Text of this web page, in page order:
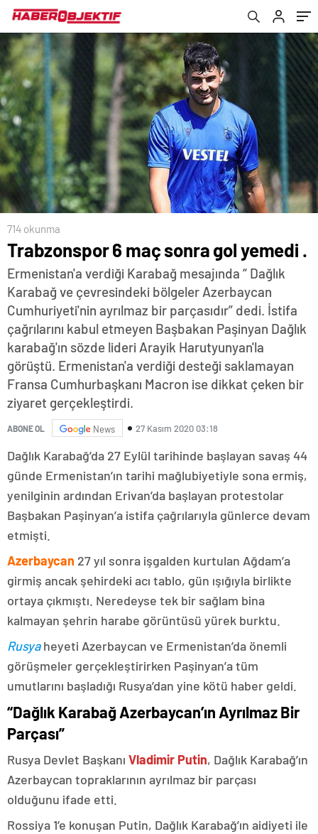
714 okunma
Trabzonspor 6 maç sonra gol yemedi .
Ermenistan'a verdiği Karabağ mesajında “ Dağlık
Karabağ ve çevresindeki bölgeler Azerbaycan
Cumhuriyeti'nin ayrılmaz bir parçasıdır” dedi. İstifa
çağrılarını kabul etmeyen Başbakan Paşinyan Dağlık
karabağ'ın sözde lideri Arayik Harutyunyan'la
görüştü. Ermenistan'a verdiği desteği saklamayan
Fransa Cumhurbaşkanı Macron ise dikkat çeken bir
ziyaret gerçekleştirdi.
ABONE OL News 27 Kasım 2020 03:18
Dağlık Karabağ’da 27 Eylül tarihinde başlayan savaş 44
günde Ermenistan’ın tarihi mağlubiyetiyle sona ermiş,
yenilginin ardından Erivan’da başlayan protestolar
Başbakan Paşinyan’a istifa çağrılarıyla günlerce devam
etmişti.
Azerbaycan 27 yıl sonra işgalden kurtulan Ağdam’a
girmiş ancak şehirdeki acı tablo, gün ışığıyla birlikte
ortaya çıkmıştı. Neredeyse tek bir sağlam bina
kalmayan şehrin harabe görüntüsü yürek burktu.
Rusyaheyeti Azerbaycan ve Ermenistan’da önemli
görüşmeler gerçekleştirirken Paşinyan’a tüm
umutlarını başladığı Rusya’dan yine kötü haber geldi.
“Dağlık Karabağ Azerbaycan’ın Ayrılmaz Bir
Parçası”
Rusya Devlet Başkanı Vladimir Putin, Dağlık Karabağ’ın
Azerbaycan topraklarının ayrılmaz bir parçası
olduğunu ifade etti.
Rossiya 1’e konuşan Putin, Dağlık Karabağ’ın aidiyeti ile